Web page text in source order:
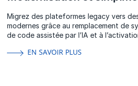
Migrez des plateformes legacy vers
modernes grâce au remplacement de
de code assistée par l’IA et à
EN SAVOIR PLUS